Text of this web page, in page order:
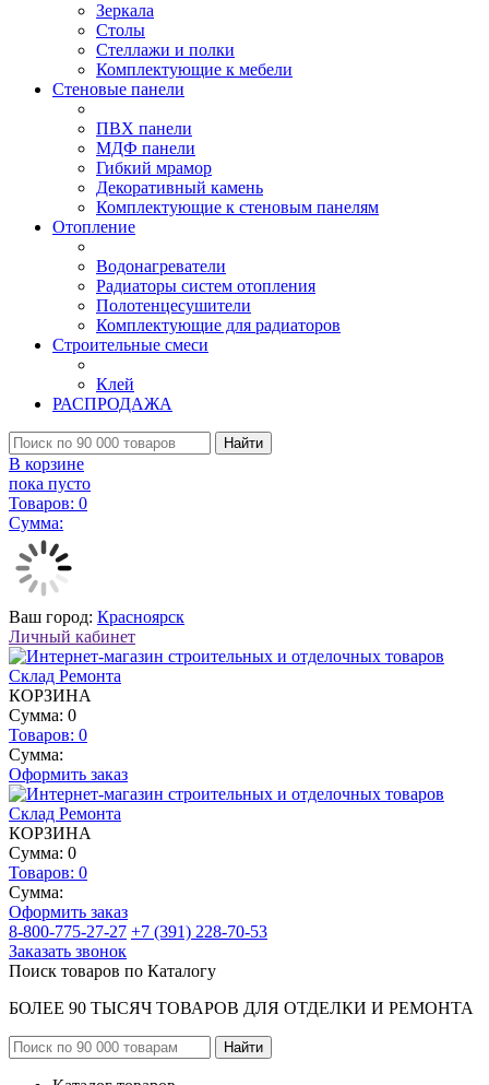
Зеркала
Столы
Стеллажи и полки
Комплектующие к мебели
Стеновые панели
ПВХ панели
МДФ панели
Гибкий мрамор
Декоративный камень
Комплектующие к стеновым панелям
Отопление
Водонагреватели
Радиаторы систем отопления
Полотенцесушители
Комплектующие для радиаторов
Строительные смеси
Клей
РАСПРОДАЖА
Найти
В корзине
пока пусто
Товаров: 0
Сумма:
Ваш город: Красноярск
Личный кабинет
КОРЗИНА
Сумма: 0
Товаров: 0
Сумма:
Оформить заказ
КОРЗИНА
Сумма: 0
Товаров: 0
Сумма:
Оформить заказ
8-800-775-27-27 +7 (391) 228-70-53
Заказать звонок
Поиск товаров по Каталогу
БОЛЕЕ 90 ТЫСЯЧ ТОВАРОВ ДЛЯ ОТДЕЛКИ И РЕМОНТА